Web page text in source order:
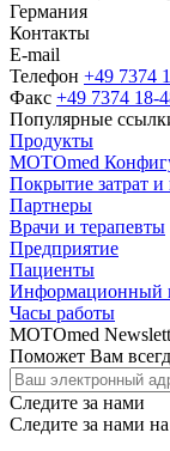
Германия
Контакты
E-mail
Телефон +49 7374
Факс +49 7374 18-
Популярные
Продукты
MOTOmed
Покрытие затрат и
Партнеры
Врачи и терапевты
Предприятие
Пациенты
Информационный
Часы работы
MOTOmed
Поможет Вам
Следите за нами
Следите за нами